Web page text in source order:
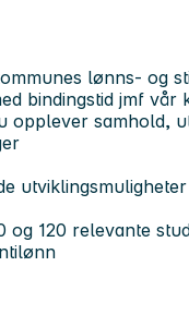
lønns- og
bindingstid jmf vår
opplever samhold,
utviklingsmuligheter
120 relevante